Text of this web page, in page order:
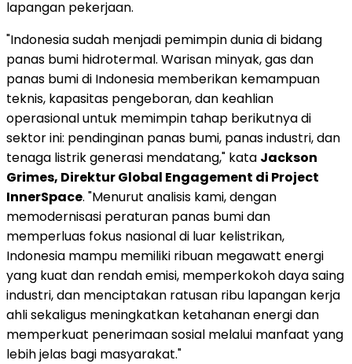
lapangan pekerjaan.
"Indonesiasudah menjadi pemimpin dunia di bidang
panas bumi hidrotermal. Warisan minyak, gas dan
panas bumi di Indonesia memberikan kemampuan
teknis, kapasitas pengeboran, dan keahlian
operasional untuk memimpin tahap berikutnya di
sektor ini: pendinginan panas bumi, panas industri, dan
tenaga listrik generasi mendatang," kata Jackson
Grimes, Direktur Global Engagement di Project
InnerSpace. "Menurut analisis kami, dengan
memodernisasi peraturan panas bumi dan
memperluas fokus nasional di luar kelistrikan,
Indonesia mampu memiliki ribuan megawatt energi
yang kuat dan rendah emisi, memperkokoh daya saing
industri, dan menciptakan ratusan ribu lapangan kerja
ahli sekaligus meningkatkan ketahanan energi dan
memperkuat penerimaan sosial melalui manfaat yang
lebih jelas bagi masyarakat."